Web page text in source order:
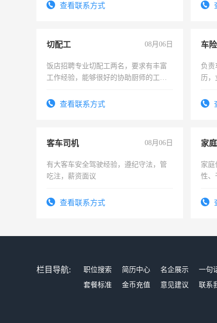
查看联系方式
切配工 08月06日
饭店招聘专业切配工两名，要求有丰富
工作经验，能够很好的协助厨师的工
4500。查看联系方式
车
负责
历，
试用
客车司机 08月06日
有大客车安全驾驶经验，遵纪守法，管
吃注，薪资面议
查看联系方式
家
家庭
性、
太太
栏目导航: 职位搜索 简历中心 名企展示 一句
套餐标准
金币充值 意见建议 联系